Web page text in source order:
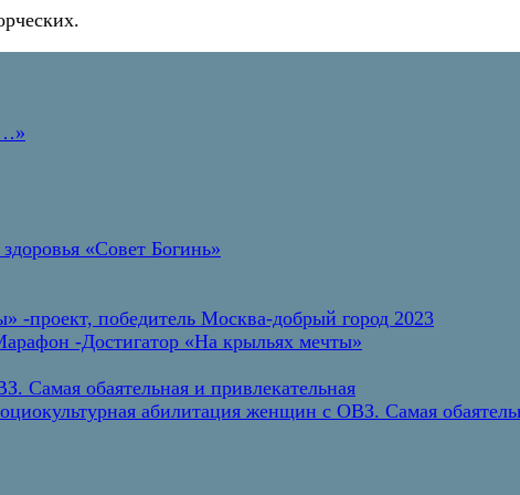
«Совет Богинь»
-проект, победитель Москва-добрый город 2023
-Достигатор «На крыльях мечты»
Самая обаятельная и привлекательная
абилитация женщин с ОВЗ. Самая